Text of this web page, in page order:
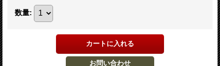
数量: